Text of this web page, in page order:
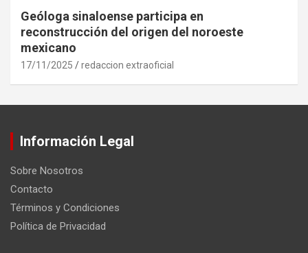
Geóloga sinaloense participa en
reconstrucción del origen del noroeste
mexicano
17/11/2025 redaccion extraoficial
Información Legal
Sobre Nosotros
Contacto
Términos y Condiciones
Política de Privacidad